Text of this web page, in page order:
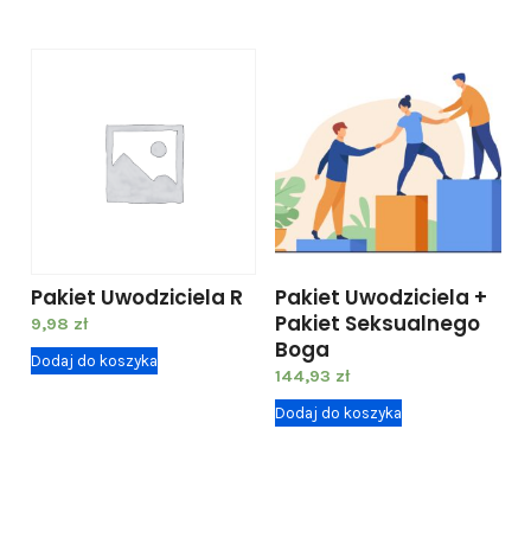
Pakiet Uwodziciela R
9,98 zł
Dodaj do koszyka
Pakiet Uwodziciela +
Pakiet Seksualnego
Boga
144,93 zł
Dodaj do koszyka